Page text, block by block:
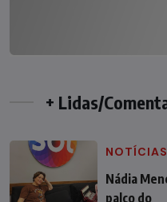
+ Lidas/
NOTÍCIAS
Nádia
palco do